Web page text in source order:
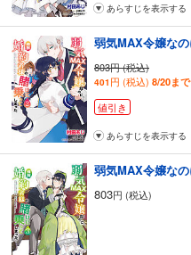
あらすじを表示する
803円 (税込)
401 円 (税込) 8/20まで
値引き
あらすじを表示する
803円 (税込)